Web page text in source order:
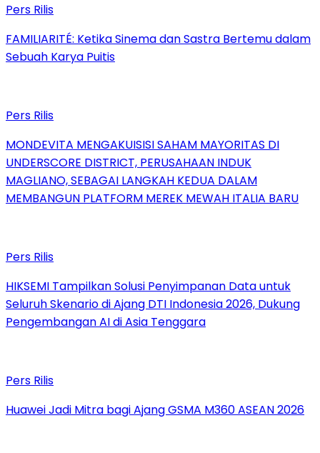
Pers Rilis
FAMILIARITÉ: Ketika Sinema dan Sastra Bertemu dalam
Sebuah Karya Puitis
Pers Rilis
MONDEVITA MENGAKUISISI SAHAM MAYORITAS DI
UNDERSCORE DISTRICT, PERUSAHAAN INDUK
MAGLIANO, SEBAGAI LANGKAH KEDUA DALAM
MEMBANGUN PLATFORM MEREK MEWAH ITALIA BARU
Pers Rilis
HIKSEMI Tampilkan Solusi Penyimpanan Data untuk
Seluruh Skenario di Ajang DTI Indonesia 2026, Dukung
Pengembangan AI di Asia Tenggara
Pers Rilis
Huawei Jadi Mitra bagi Ajang GSMA M360 ASEAN 2026